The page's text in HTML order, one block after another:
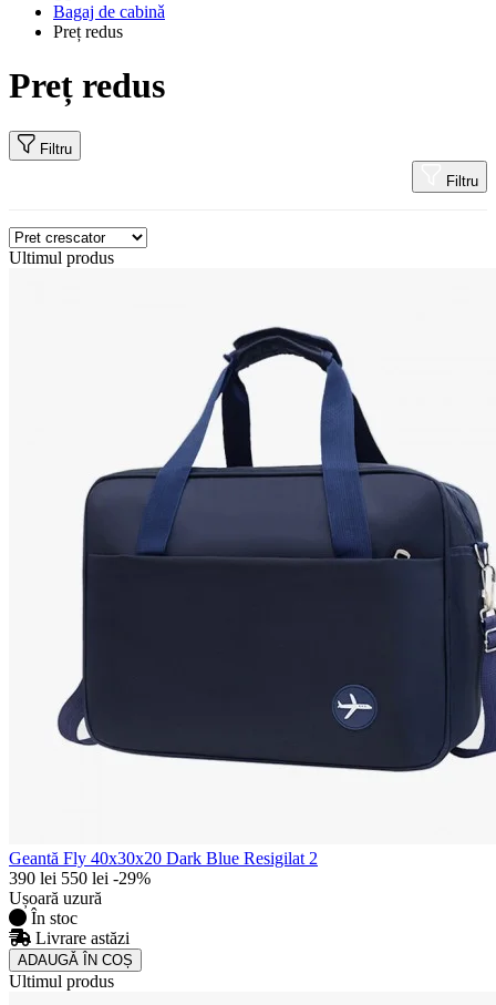
Bagaj de cabinǎ
Preț redus
Preț redus
Filtru
Filtru
Ultimul produs
Geantă Fly 40x30x20 Dark Blue Resigilat 2
390 lei 550 lei -29%
Ușoară uzură
În stoc
Livrare astăzi
ADAUGǍ ÎN COȘ
Ultimul produs